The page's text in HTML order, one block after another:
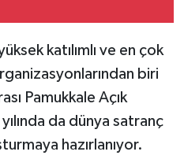
katılımlı ve en çok
biri
Pamukkale Açık
da dünya satranç
hazırlanıyor.